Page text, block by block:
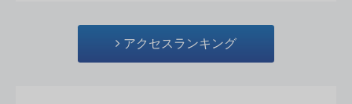
アクセスランキング